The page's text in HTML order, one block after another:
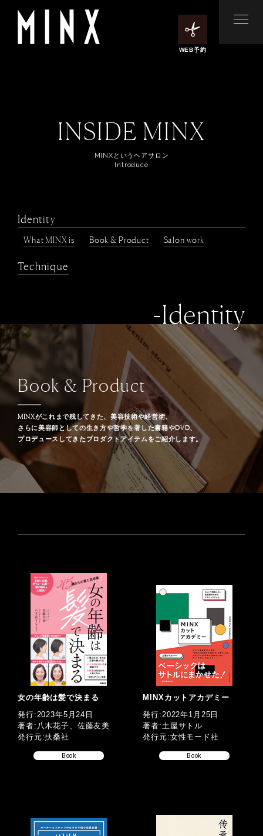
WEB予約
INSIDE MINX
MINXというヘアサロン
Introduce
Identity
What MINX is Book & Product Salon work
Technique
-Identity
Book & Product
MINXがこれまで残してきた、美容技術や経営術、
さらに美容師としての生き方や哲学を著した書籍やDVD、
プロデュースしてきたプロダクトアイテムをご紹介します。
女の年齢は髪で決まる
発行:2023年5月24日
著者:八木花子、佐藤友美
発行元:扶桑社
Book
MINXカットアカデミー
発行:2022年1月25日
著者:土屋サトル
発行元:女性モード社
Book